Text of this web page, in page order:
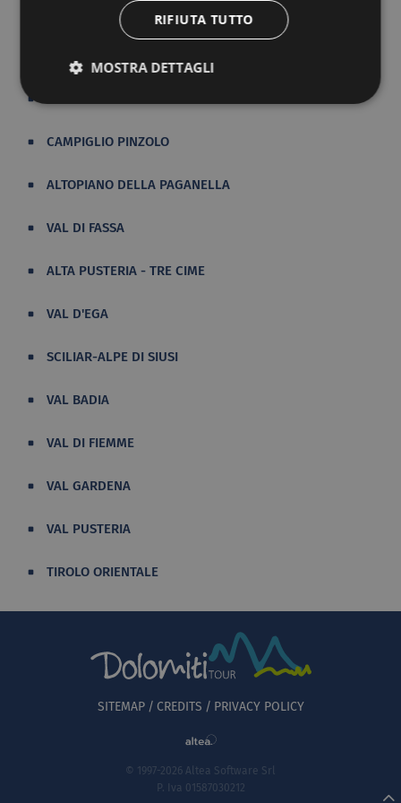
CAMPIGLIO PINZOLO
ALTOPIANO DELLA PAGANELLA
VAL DI FASSA
ALTA PUSTERIA - TRE CIME
VAL D'EGA
SCILIAR-ALPE DI SIUSI
VAL BADIA
VAL DI FIEMME
VAL GARDENA
VAL PUSTERIA
TIROLO ORIENTALE
SITEMAP CREDITS PRIVACY POLICY
© 1997-2026 Altea Software Srl
P. Iva 01587030212
RIFIUTA TUTTO
MOSTRA DETTAGLI